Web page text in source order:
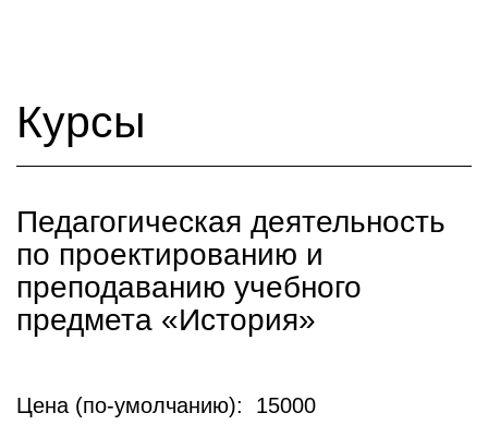
Курсы
Педагогическая деятельность
по проектированию и
преподаванию учебного
предмета «История»
Цена (по-умолчанию): 15000